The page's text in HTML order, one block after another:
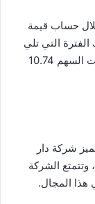
حساب قيمة
التي تلي
تطور الأحداث المتعلقة بفيروس كورونا، حيث بلغت السهم 10.74
شركة دار
وتتمتع الشركة
هذا المجال.